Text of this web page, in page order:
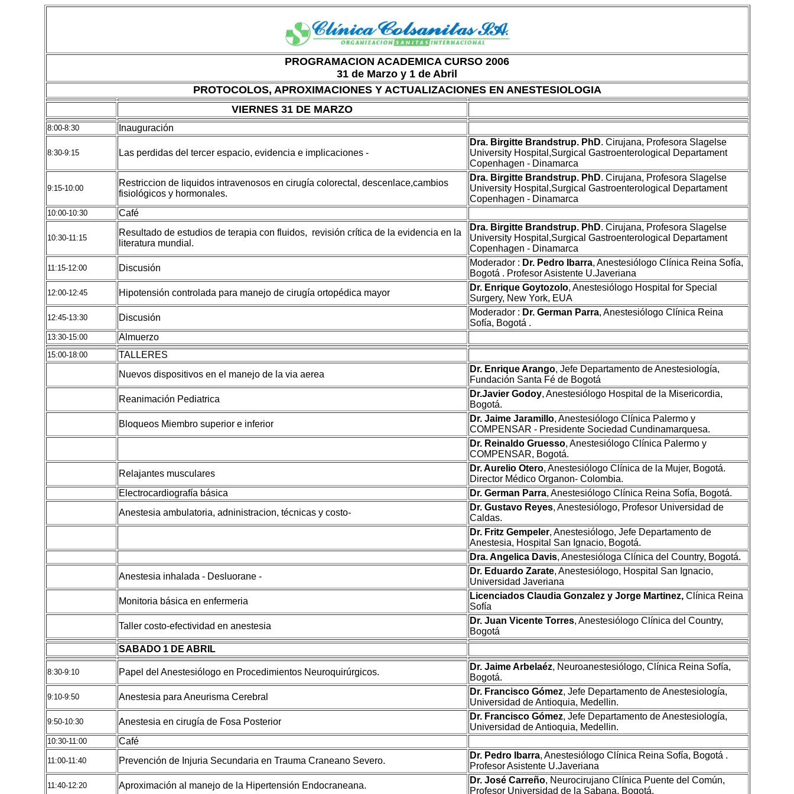
PROGRAMACION ACADEMICA CURSO 2006
31 de Marzo y 1 de Abril
PROTOCOLOS, APROXIMACIONES Y ACTUALIZACIONES EN ANESTESIOLOGIA
VIERNES 31 DE MARZO
8:00-8:30 Inauguración
8:30-9:15 Las perdidas del tercer espacio, evidencia e implicaciones -
Dra. Birgitte Brandstrup. PhD. Cirujana, Profesora Slagelse
University Hospital,Surgical Gastroenterological Departament
Copenhagen - Dinamarca
9:15-10:00
Restriccion de liquidos intravenosos en cirugía colorectal, descenlace,cambios
fisiológicos y hormonales.
Dra. Birgitte Brandstrup. PhD. Cirujana, Profesora Slagelse
University Hospital,Surgical Gastroenterological Departament
Copenhagen - Dinamarca
10:00-10:30 Café
10:30-11:15
Resultado de estudios de terapia con fluidos, revisión crítica de la evidencia en la
literatura mundial.
Dra. Birgitte Brandstrup. PhD. Cirujana, Profesora Slagelse
University Hospital,Surgical Gastroenterological Departament
Copenhagen - Dinamarca
11:15-12:00 Discusión
Moderador : Dr. Pedro Ibarra, Anestesiólogo Clínica Reina Sofía,
Bogotá . Profesor Asistente U.Javeriana
12:00-12:45 Hipotensión controlada para manejo de cirugía ortopédica mayor
Dr. Enrique Goytozolo, Anestesiólogo Hospital for Special
Surgery, New York, EUA
12:45-13:30 Discusión
Moderador : Dr. German Parra, Anestesiólogo Clínica Reina
Sofía, Bogotá .
13:30-15:00 Almuerzo
15:00-18:00
TALLERES
Nuevos dispositivos en el manejo de la via aerea
Dr. Enrique Arango, Jefe Departamento de Anestesiología,
Fundación Santa Fé de Bogotá
Reanimación Pediatrica
Dr.Javier Godoy, Anestesiólogo Hospital de la Misericordia,
Bogotá.
Bloqueos Miembro superior e inferior
Dr. Jaime Jaramillo, Anestesiólogo Clínica Palermo y
COMPENSAR - Presidente Sociedad Cundinamarquesa.
Dr. Reinaldo Gruesso, Anestesiólogo Clínica Palermo y
COMPENSAR, Bogotá.
Relajantes musculares
Dr. Aurelio Otero, Anestesiólogo Clínica de la Mujer, Bogotá.
Director Médico Organon- Colombia.
Electrocardiografía básica
Dr. German Parra, Anestesiólogo Clínica Reina Sofía, Bogotá.
Anestesia ambulatoria, adninistracion, técnicas y costo-
Dr. Gustavo Reyes, Anestesiólogo, Profesor Universidad de
Caldas.
Dr. Fritz Gempeler, Anestesiólogo, Jefe Departamento de
Anestesia, Hospital San Ignacio, Bogotá.
Dra. Angelica Davis, Anestesióloga Clínica del Country, Bogotá.
Anestesia inhalada - Desluorane -
Dr. Eduardo Zarate, Anestesiólogo, Hospital San Ignacio,
Universidad Javeriana
Monitoria básica en enfermeria
Licenciados Claudia Gonzalez y Jorge Martinez, Clínica Reina
Sofía
Taller costo-efectividad en anestesia
Dr. Juan Vicente Torres, Anestesiólogo Clínica del Country,
Bogotá
SABADO 1 DE ABRIL
8:30-9:10 Papel del Anestesiólogo en Procedimientos Neuroquirúrgicos.
Dr. Jaime Arbelaéz, Neuroanestesiólogo, Clínica Reina Sofía,
Bogotá.
9:10-9:50 Anestesia para Aneurisma Cerebral
Dr. Francisco Gómez, Jefe Departamento de Anestesiología,
Universidad de Antioquia, Medellin.
9:50-10:30 Anestesia en cirugía de Fosa Posterior
Dr. Francisco Gómez, Jefe Departamento de Anestesiología,
Universidad de Antioquia, Medellin.
10:30-11:00 Café
11:00-11:40 Prevención de Injuria Secundaria en Trauma Craneano Severo.
Dr. Pedro Ibarra, Anestesiólogo Clínica Reina Sofía, Bogotá .
Profesor Asistente U.Javeriana
11:40-12:20 Aproximación al manejo de la Hipertensión Endocraneana.
Dr. José Carreño, Neurocirujano Clínica Puente del Común,
Profesor Universidad de la Sabana, Bogotá.